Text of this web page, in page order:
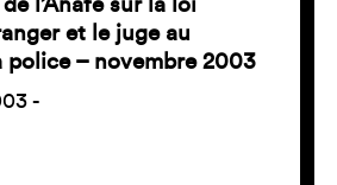
l’Anafé sur la loi
et le juge au
police – novembre 2003
-